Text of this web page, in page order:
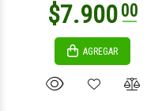
AGREGAR